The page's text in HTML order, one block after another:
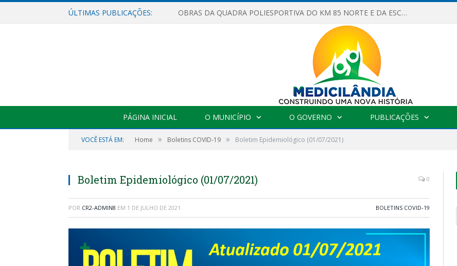
ÚLTIMAS PUBLICAÇÕES: OBRAS DA QUADRA POLIESPORTIVA DO KM 85 NORTE E DA ESCOLA GASPAR VIANA AVANÇAM
PÁGINA INICIAL O MUNICÍPIO O GOVERNO PUBLICAÇÕES
VOCÊ ESTÁ EM: Home » Boletins COVID-19 » Boletim Epidemiológico (01/07/2021)
Boletim Epidemiológico (01/07/2021) 0
POR CR2-ADMIN8 EM 1 DE JULHO DE 2021 BOLETINS COVID-19